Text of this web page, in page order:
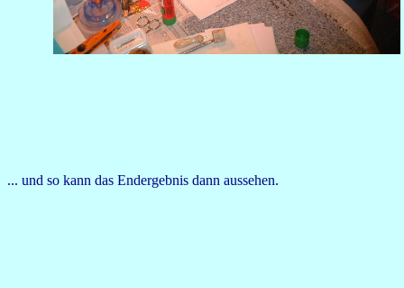
... und so kann das Endergebnis dann aussehen.